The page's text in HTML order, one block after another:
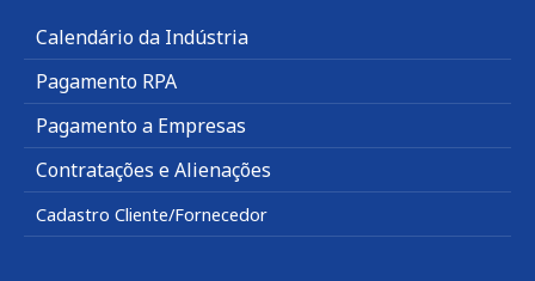
Calendário da Indústria
Pagamento RPA
Pagamento a Empresas
Contratações e Alienações
Cadastro Cliente/Fornecedor